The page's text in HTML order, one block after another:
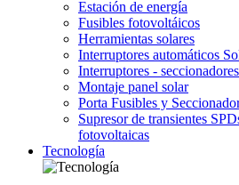
Estación de energía
Fusibles fotovoltáicos
Herramientas solares
Interruptores automáticos
Interruptores -
Montaje panel solar
Porta Fusibles y
Supresor de transientes
fotovoltaicas
Tecnología